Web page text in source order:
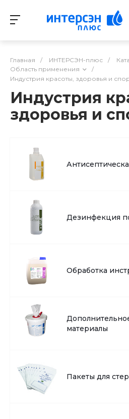
Главная / ИНТЕРСЭН-плюс /
Область применения
/
Индустрия красоты, здоровья и
Индустрия
здоровья и
Дезинфекция
Обработка
материалы
Пакеты для